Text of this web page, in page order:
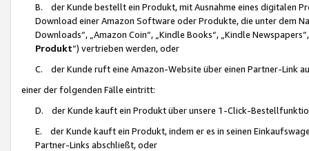
B. der Kunde bestellt ein Produkt, mit Ausnahme eines digitalen
Download einer Amazon Software oder Produkte, die unter dem
Downloads“, „Amazon Coin“, „Kindle Books“, „Kindle
Produkt“) vertrieben werden, oder
C. der Kunde ruft eine Amazon-Website über einen Partner-Link
einer der folgenden Fälle eintritt:
D. der Kunde kauft ein Produkt über unsere 1-Click-
E. der Kunde kauft ein Produkt, indem er es in seinen
Partner-Links abschließt, oder